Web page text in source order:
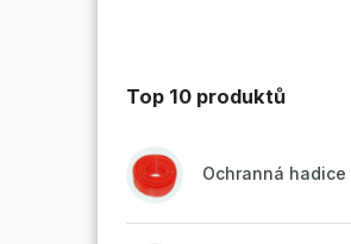
Top 10 produktů